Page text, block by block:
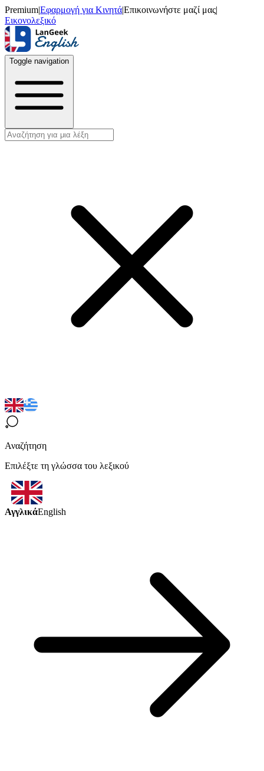
Premium|Εφαρμογή για Κινητά|Επικοινωνήστε μαζί μας|
Εικονολεξικό
Toggle navigation
Αναζήτηση
Επιλέξτε τη γλώσσα του λεξικού
ΑγγλικάEnglish